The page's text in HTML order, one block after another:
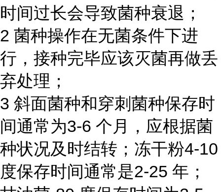
时间过长会导致菌种衰退；
2 菌种操作在无菌条件下进
行，接种完毕应该灭菌再做丢
弃处理；
3 斜面菌种和穿刺菌种保存时
间通常为3-6 个月，应根据菌
种状况及时结转；冻干粉4-10
度保存时间通常是2-25 年；